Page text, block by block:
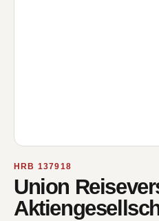
HRB 137918
Union